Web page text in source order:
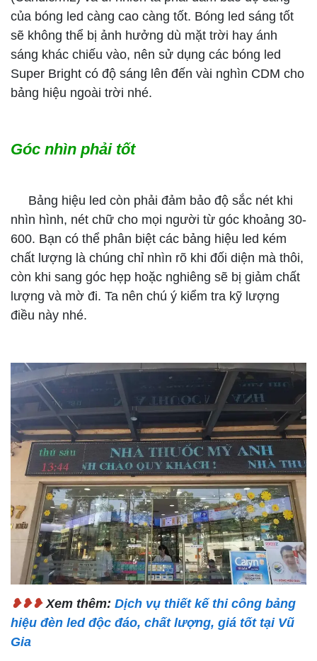
của bóng led càng cao càng tốt. Bóng led sáng tốt
sẽ không thể bị ảnh hưởng dù mặt trời hay ánh
sáng khác chiếu vào, nên sử dụng các bóng led
Super Bright có độ sáng lên đến vài nghìn CDM cho
bảng hiệu ngoài trời nhé.
Góc nhìn phải tốt
Bảng hiệu led còn phải đảm bảo độ sắc nét khi
nhìn hình, nét chữ cho mọi người từ góc khoảng 30-
600. Bạn có thể phân biệt các bảng hiệu led kém
chất lượng là chúng chỉ nhìn rõ khi đối diện mà thôi,
còn khi sang góc hẹp hoặc nghiêng sẽ bị giảm chất
lượng và mờ đi. Ta nên chú ý kiểm tra kỹ lượng
điều này nhé.
❥❥❥Xem thêm: Dịch vụ thiết kế thi công bảng
hiệu đèn led độc đáo, chất lượng, giá tốt tại Vũ
Gia